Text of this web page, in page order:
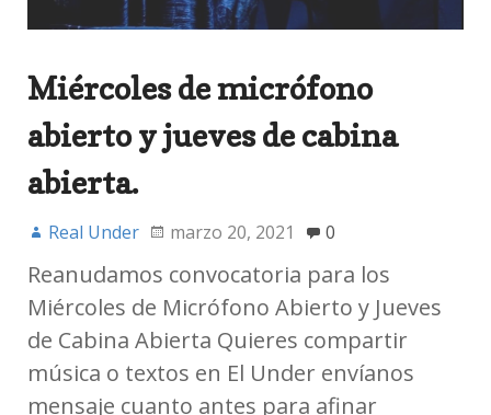
Miércoles de micrófono
abierto y jueves de cabina
abierta.
Real Under marzo 20, 2021 0
Reanudamos convocatoria para los
Miércoles de Micrófono Abierto y Jueves
de Cabina Abierta Quieres compartir
música o textos en El Under envíanos
mensaje cuanto antes para afinar